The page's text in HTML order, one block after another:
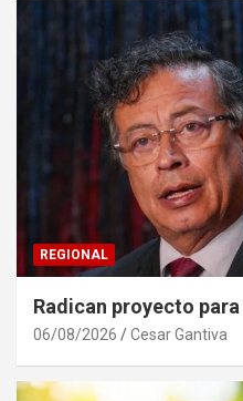
REGIONAL
Radican proyecto
06/08/2026 Cesar Gantiva